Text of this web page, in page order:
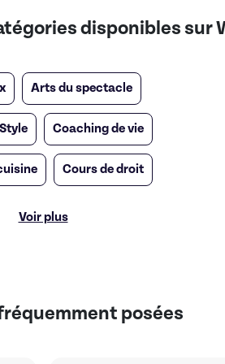
disponibles sur
Arts du spectacle
Coaching de vie
Cours de droit
Voir plus
posées